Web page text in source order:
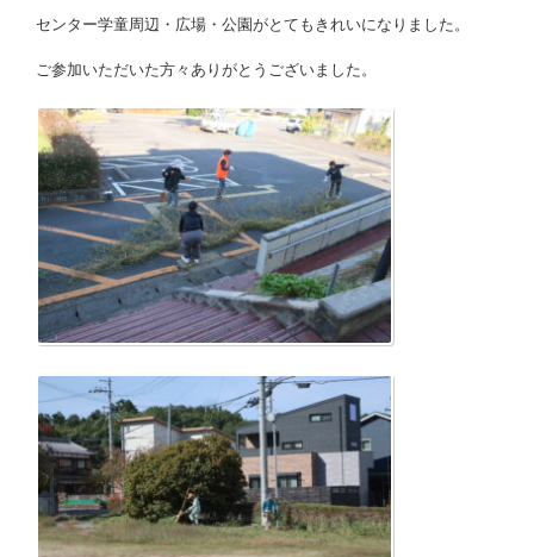
センター学童周辺・広場・公園がとてもきれいになりました。
ご参加いただいた方々ありがとうございました。